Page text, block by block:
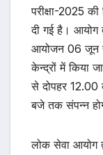
परीक्षा-2025
दी गई है। आयोग
आयोजन 06 जून से
केन्द्रों में किया
से दोपहर
बजे तक संपन्न
लोक सेवा आयोग